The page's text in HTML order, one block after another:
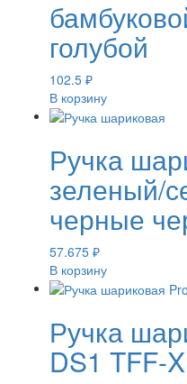
голубой
102.5 ₽
В корзину
Ручка
зеленый/
черные
57.675 ₽
В корзину
Ручка
DS1 TFF-